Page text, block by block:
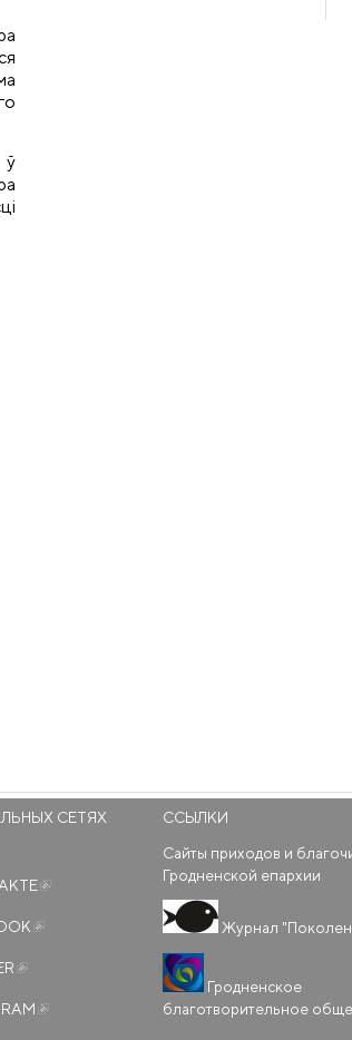
ў
СЕТЯХ
(внешняя ссылка)
(внешняя ссылка)
ССЫЛКИ
Сайты приходов и
Гродненской епархии
Журнал
Гродненское
благотворительное